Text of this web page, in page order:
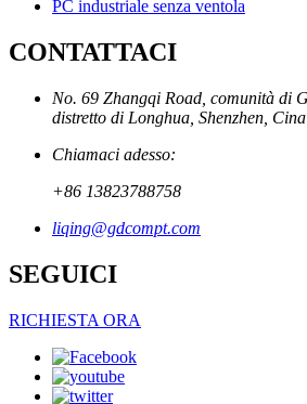
PC industriale senza ventola
CONTATTACI
No. 69 Zhangqi Road, comunità di
distretto di Longhua, Shenzhen, Cina
Chiamaci adesso:
+86 13823788758
liqing@gdcompt.com
SEGUICI
RICHIESTA ORA